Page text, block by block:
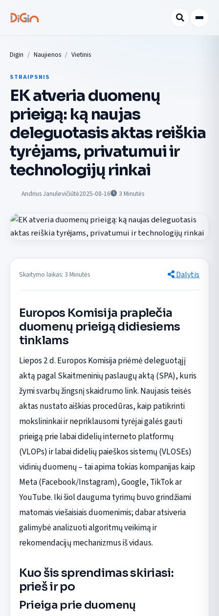
Digin Naujienos Vietinis
STRAIPSNIS
EK atveria duomenų
prieigą: ką naujas
deleguotasis aktas reiškia
tyrėjams, privatumui ir
technologijų rinkai
Andrius Janulevičiūtė2025-08-16 3 Minutės
Skaitymo laikas: 3 Minutės Dalytis
Europos Komisija praplečia
duomenų prieigą didiesiems
tinklams
Liepos 2 d. Europos Komisija priėmė deleguotąjį
aktą pagal Skaitmeninių paslaugų aktą (SPA), kuris
žymi svarbų žingsnį skaidrumo link. Naujasis teisės
aktas nustato aiškias procedūras, kaip patikrinti
mokslininkai ir nepriklausomi tyrėjai galės gauti
prieigą prie labai didelių interneto platformų
(VLOPs) ir labai didelių paieškos sistemų (VLOSEs)
vidinių duomenų – tai apima tokias kompanijas kaip
Meta (Facebook/Instagram), Google, TikTok ar
YouTube. Iki šiol dauguma tyrimų buvo grindžiami
matomais viešaisiais duomenimis; dabar atsiveria
galimybė analizuoti algoritmų veikimą ir
rekomendacijų mechanizmus iš vidaus.
Kuo šis sprendimas skiriasi:
prieš ir po
Prieiga prie duomenų